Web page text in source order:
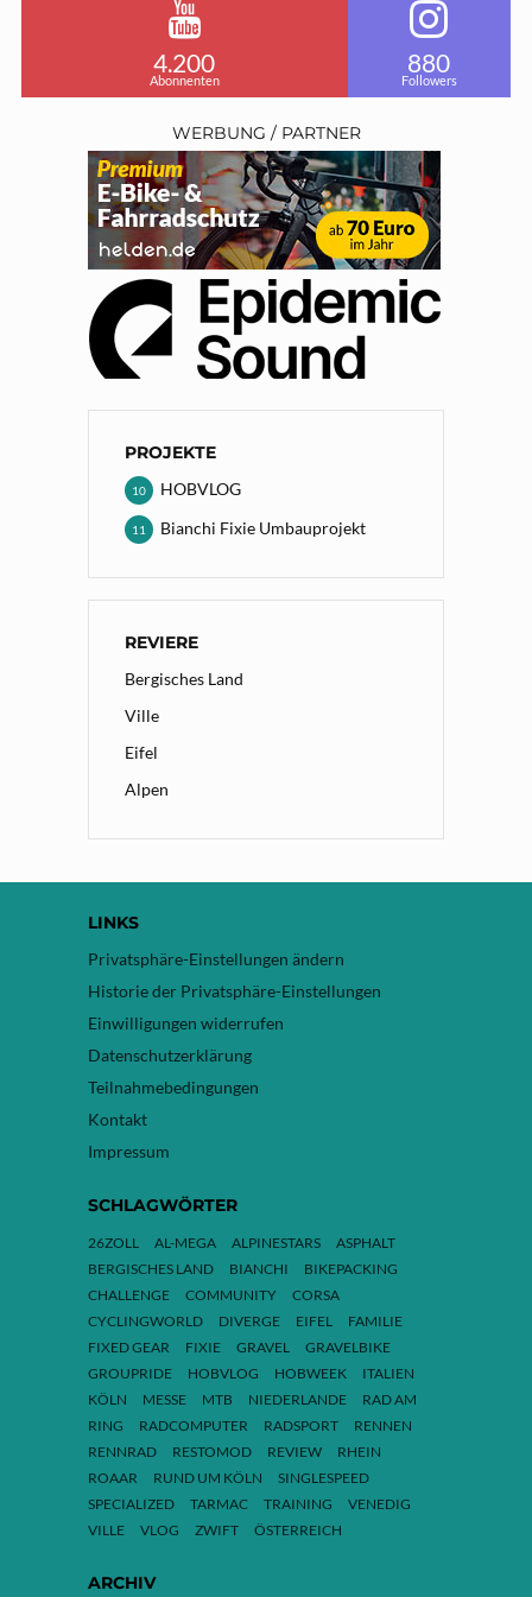
4.200
Abonnenten
880
Followers
WERBUNG / PARTNER
PROJEKTE
HOBVLOG
10
Bianchi Fixie Umbauprojekt
11
REVIERE
Bergisches Land
Ville
Eifel
Alpen
LINKS
Privatsphäre-Einstellungen ändern
Historie der Privatsphäre-Einstellungen
Einwilligungen widerrufen
Datenschutzerklärung
Teilnahmebedingungen
Kontakt
Impressum
SCHLAGWÖRTER
26ZOLL AL-MEGA ALPINESTARS
ASPHALT
BERGISCHES LAND
BIANCHI
BIKEPACKING
CHALLENGE
COMMUNITY
CORSA
CYCLINGWORLD
DIVERGE EIFEL
FAMILIE
FIXED GEAR
FIXIE GRAVEL
GRAVELBIKE
GROUPRIDE
HOBVLOG HOBWEEK
ITALIEN
KÖLN
MESSE MTB NIEDERLANDE
RAD AM
RING
RADCOMPUTER RADSPORT
RENNEN
RENNRAD
RESTOMOD REVIEW
RHEIN
ROAAR
RUND UM KÖLN
SINGLESPEED
SPECIALIZED
TARMAC TRAINING
VENEDIG
VILLE
VLOG ZWIFT ÖSTERREICH
ARCHIV